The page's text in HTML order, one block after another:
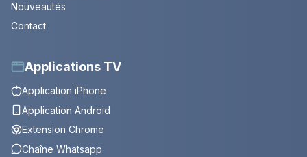
Nouveautés
Contact
Applications TV
Application iPhone
Application Android
Extension Chrome
Chaîne Whatsapp